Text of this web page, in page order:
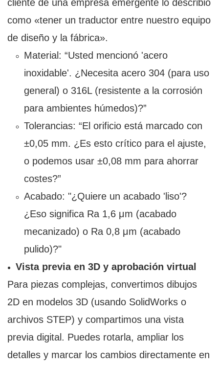
cliente de una empresa emergente lo describió
como «tener un traductor entre nuestro equipo
de diseño y la fábrica».
Material: “Usted mencionó 'acero
inoxidable'. ¿Necesita acero 304 (para uso
general) o 316L (resistente a la corrosión
para ambientes húmedos)?”
Tolerancias: “El orificio está marcado con
±0,05 mm. ¿Es esto crítico para el ajuste,
o podemos usar ±0,08 mm para ahorrar
costes?”
Acabado: "¿Quiere un acabado 'liso'?
¿Eso significa Ra 1,6 μm (acabado
mecanizado) o Ra 0,8 μm (acabado
pulido)?"
Vista previa en 3D y aprobación virtual
Para piezas complejas, convertimos dibujos
2D en modelos 3D (usando SolidWorks o
archivos STEP) y compartimos una vista
previa digital. Puedes rotarla, ampliar los
detalles y marcar los cambios directamente en